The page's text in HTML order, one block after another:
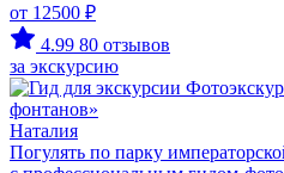
от 12500 ₽
4.99 80 отзывов
за экскурсию
Наталия
Погулять по парку